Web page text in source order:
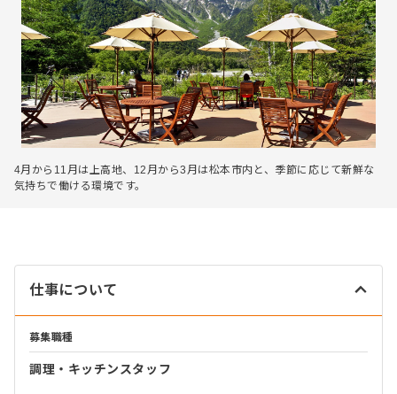
4月から11月は上高地、12月から3月は松本市内と、季節に応じて新鮮な
気持ちで働ける環境です。
仕事について
募集職種
調理・キッチンスタッフ